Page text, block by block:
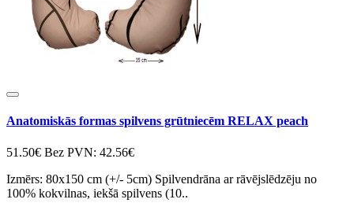
Anatomiskās formas spilvens grūtniecēm RELAX peach
51.50€ Bez PVN: 42.56€
Izmērs: 80x150 cm (+/- 5cm) Spilvendrāna ar rāvējslēdzēju no
100% kokvilnas, iekšā spilvens (10..